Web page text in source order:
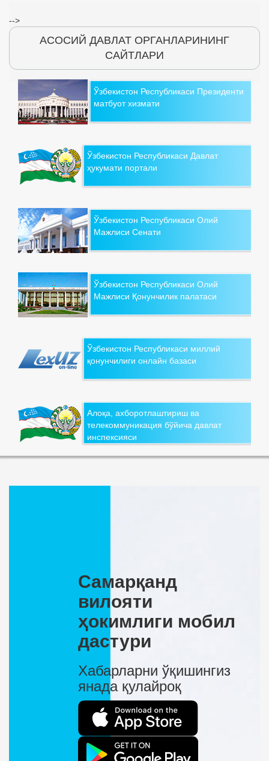
-->
АСОСИЙ ДАВЛАТ ОРГАНЛАРИНИНГ
САЙТЛАРИ
Ўзбекистон Республикаси Президенти
матбуот хизмати
Ўзбекистон Республикаси Давлат
ҳукумати портали
Ўзбекистон Республикаси Олий
Мажлиси Сенати
Ўзбекистон Республикаси Олий
Мажлиси Қонунчилик палатаси
Ўзбекистон Республикаси миллий
қонунчилиги онлайн базаси
Алоқа, ахборотлаштириш ва
телекоммуникация бўйича давлат
инспексияси
Самарқанд
вилояти
ҳокимлиги мобил
дастури
Хабарларни ўқишингиз
янада қулайроқ